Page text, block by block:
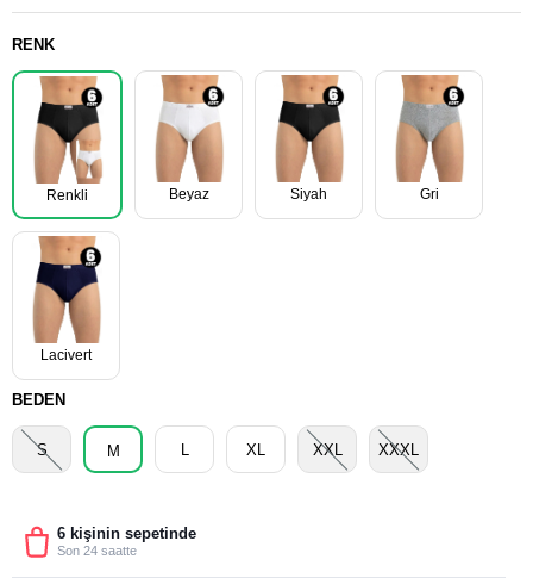
RENK
Renkli Beyaz Siyah Gri
Lacivert
BEDEN
S M L XL XXL XXXL
6 kişinin sepetinde
Son 24 saatte